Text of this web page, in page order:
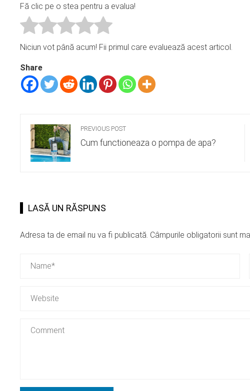
Fă clic pe o stea pentru a evalua!
Niciun vot până acum! Fii primul care evaluează acest articol.
Share
PREVIOUS POST
Cum functioneaza o pompa de apa?
LASĂ UN RĂSPUNS
Adresa ta de email nu va fi publicată. Câmpurile obligatorii sunt